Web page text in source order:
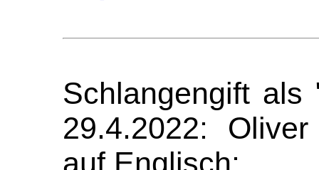
Schlangengift als
29.4.2022:
auf Englisch: